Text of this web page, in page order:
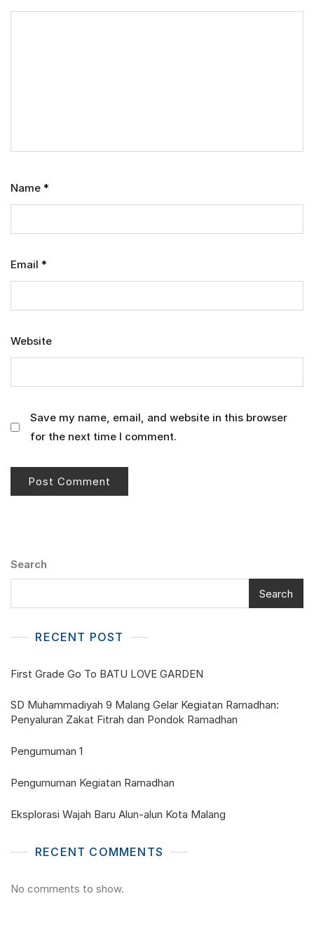
Name *
Email *
Website
Save my name, email, and website in this browser
for the next time I comment.
Search
Search
RECENT POST
First Grade Go To BATU LOVE GARDEN
SD Muhammadiyah 9 Malang Gelar Kegiatan Ramadhan:
Penyaluran Zakat Fitrah dan Pondok Ramadhan
Pengumuman 1
Pengumuman Kegiatan Ramadhan
Eksplorasi Wajah Baru Alun-alun Kota Malang
RECENT COMMENTS
No comments to show.